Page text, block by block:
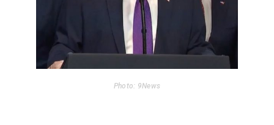
Photo: 9News